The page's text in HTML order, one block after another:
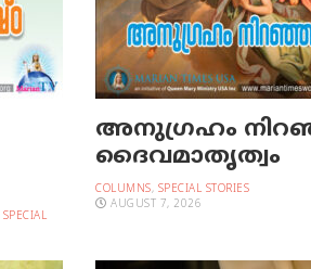
SPECIAL
അനുഗ്രഹം
ദൈവമാതൃത്വം
COLUMNS, SPECIAL STORIES
AUGUST 7, 2026